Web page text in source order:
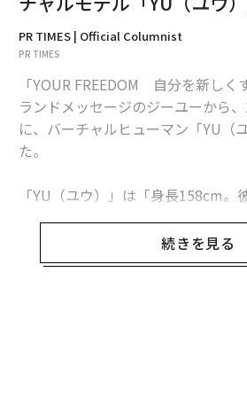
PR TIMES | Official Columnist
PR TIMES
「YOUR FREEDOM 自分を新し
ランドメッセージのジーユーから、
に、バーチャルヒューマン「YU（
た。
「YU（ユウ）」は「身長158cm。
ッションを自由にする。」という
した、バーチャルヒューマン。「
ステキに着こなせない」「試着す
続きを見る